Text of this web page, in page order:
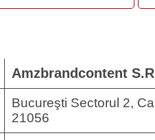
Amzbrandcontent
Bucureşti Sectorul 2,
21056